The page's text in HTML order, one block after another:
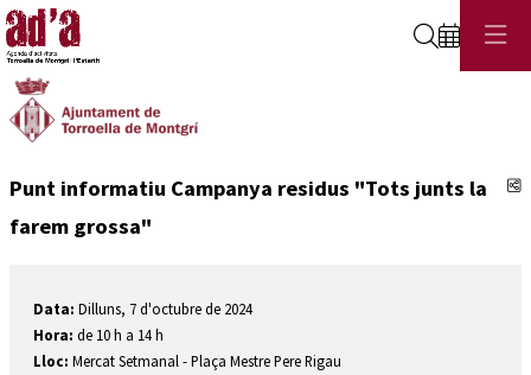
Cerca
Punt informatiu Campanya residus "Tots junts la
farem grossa"
Data: Dilluns, 7 d'octubre de 2024
Hora: de 10 h a 14 h
Lloc: Mercat Setmanal - Plaça Mestre Pere Rigau